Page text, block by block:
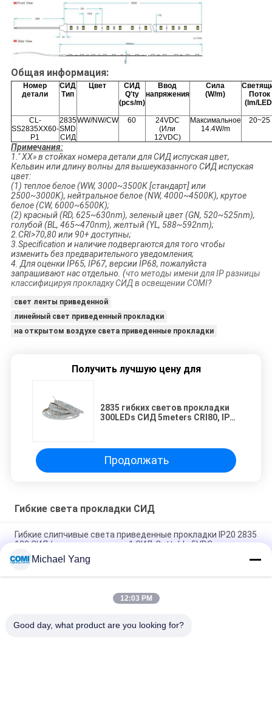
Общая информация:
Номер
детали
СИД
Тип
Цвет
СИД
Q'ty
(pcs/m)
Ввод
напряжения
Сила
(W/m)
Поток
(lm/
CL-
SS2835XX60-
P1
2835
SMD
СИД
WW/NW/CW 60
24VDC
(Или
12VDC)
Максимальное
14.4W/m
20~25
Примечания:
1." XX» в стойках номера детали для СИД испуская цвет,
Кельвин или длину волны для вышеуказанного СИД испуская
цвет:
(1) теплое белое (WW, 3000~3500K [стандарт] или
2500~3000K), нейтральное белое (NW, 4000~4500K), крутое
белое (CW, 6000~6500K);
(2) красный (RD, 625~630nm), зеленый цвет (GN, 520~525nm),
голубой (BL, 465~470nm), желтый (YL, 588~592nm);
2.CRI>70,80 или 90+ доступны;
3.Specification и наличие подвергаются для того чтобы
изменить без предварительного уведомления;
4. Для оценки IP65, IP67, версии IP68, пожалуйста
запрашивают нас отдельно. (что методы имени для IP разницы
классифицируя прокладку СИД в освещении COMI?
свет ленты приведенной
линейный свет приведенный прокладки
на открытом воздухе света приведенные прокладки
Получить лучшую цену для
2835 гибких светов прокладки
300LEDs СИД 5meters CRI80, IP20
Продолжать
Гибкие света прокладки СИД
Гибкие слипчивые света приведенные прокладки IP20 2835
120 СИД/измеряют каждое 1 СИД Cuttable 5VDC
светлоые-желт 3500 - 4000K CRI 80 14.4W/m
Цвет RGBW 4 Dimmable Multi в светах 1 5050 гибких
Michael Yang
12:03 PM
Good day, what product are you looking for?